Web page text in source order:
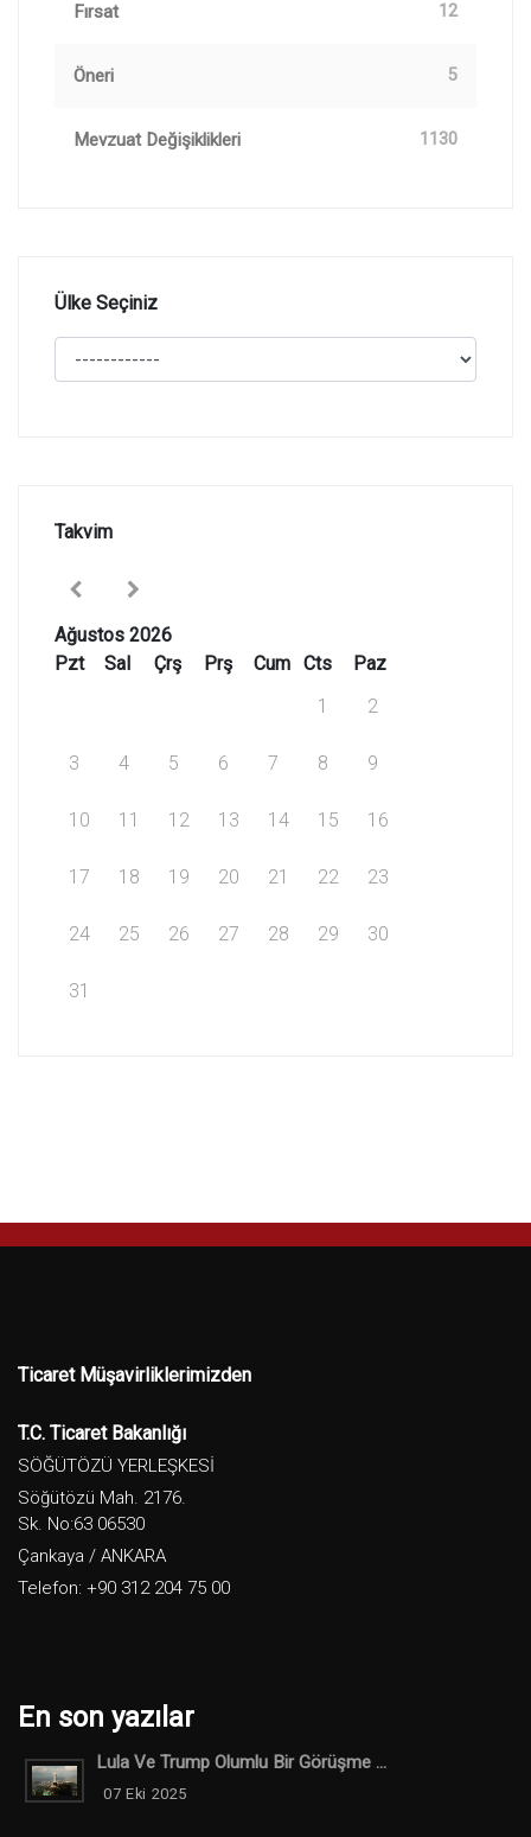
Fırsat 12
Öneri 5
Mevzuat Değişiklikleri 1130
Ülke Seçiniz
Takvim
Ağustos 2026
Pzt
Sal Çrş Prş Cum Cts
Paz
1
2
3 4 5 6 7 8 9
10 11 12 13 14 15 16
17 18 19 20 21 22 23
24 25 26 27 28 29 30
31
Ticaret Müşavirliklerimizden
T.C. Ticaret Bakanlığı
SÖĞÜTÖZÜ YERLEŞKESİ
Söğütözü Mah. 2176.
Sk. No:63 06530
Çankaya / ANKARA
Telefon: +90 312 204 75 00
En son yazılar
Lula Ve Trump Olumlu Bir Görüşme ...
07 Eki 2025